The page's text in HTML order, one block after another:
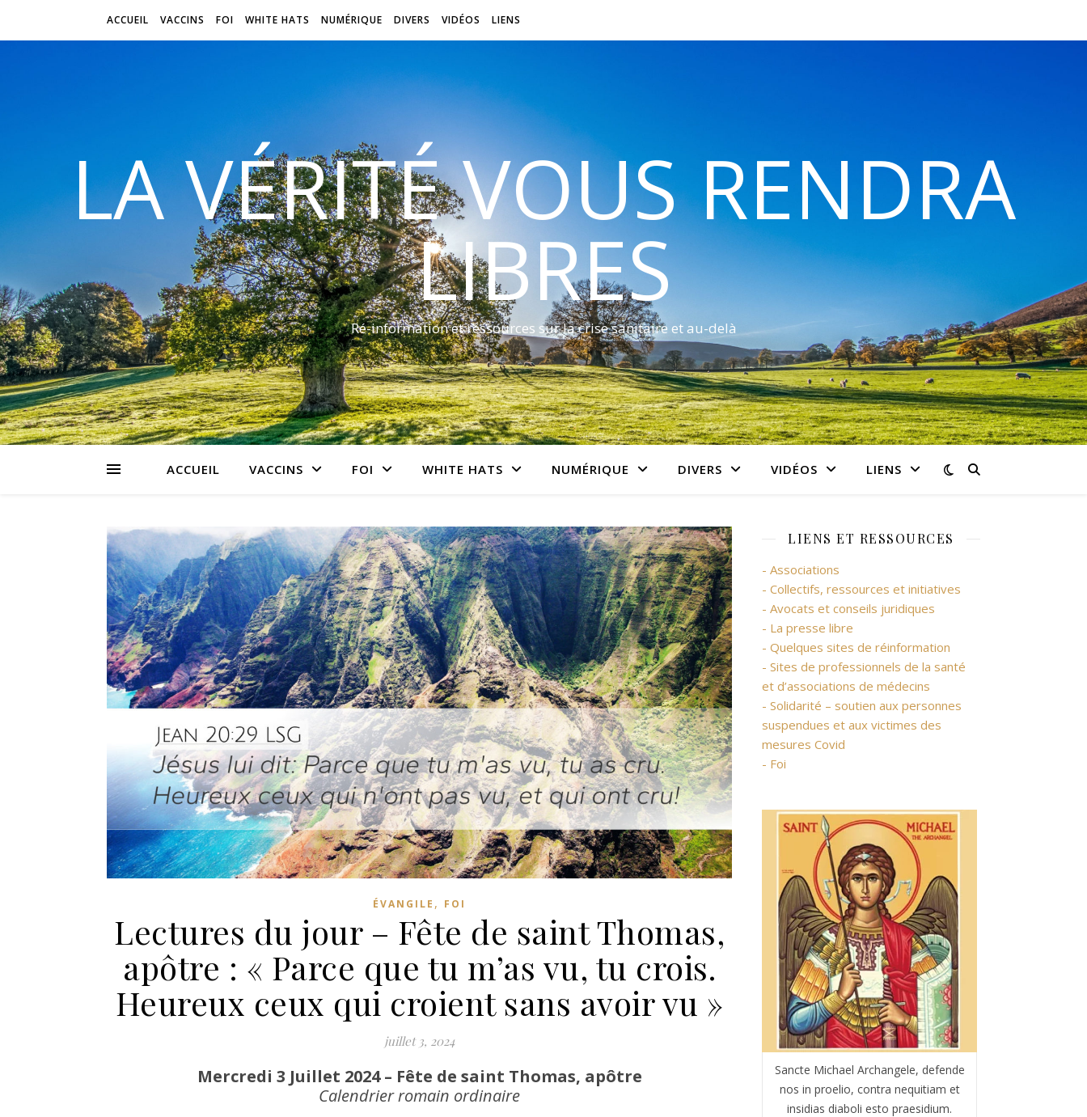
ACCUEIL VACCINS FOI WHITE HATS NUMÉRIQUE DIVERS VIDÉOS LIENS
LA VÉRITÉ VOUS RENDRA
LIBRES
Ré-information et ressources sur la crise sanitaire et au-delà
ACCUEIL VACCINS FOI WHITE HATS NUMÉRIQUE DIVERS VIDÉOS LIENS
ÉVANGILE , FOI
Lectures du jour – Fête de saint Thomas,
apôtre : « Parce que tu m’as vu, tu crois.
Heureux ceux qui croient sans avoir vu »
juillet 3, 2024
Mercredi 3 Juillet 2024 – Fête de saint Thomas, apôtre
Calendrier romain ordinaire
LIENS ET RESSOURCES
- Associations
- Collectifs, ressources et initiatives
- Avocats et conseils juridiques
- La presse libre
- Quelques sites de réinformation
- Sites de professionnels de la santé
et d’associations de médecins
- Solidarité – soutien aux personnes
suspendues et aux victimes des
mesures Covid
- Foi
Sancte Michael Archangele, defende
nos in proelio, contra nequitiam et
insidias diaboli esto praesidium.